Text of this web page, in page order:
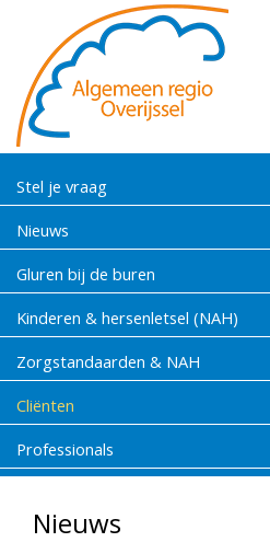
Stel je vraag
Nieuws
Gluren bij de buren
Kinderen & hersenletsel (NAH)
Zorgstandaarden & NAH
Cliënten
Professionals
Nieuws